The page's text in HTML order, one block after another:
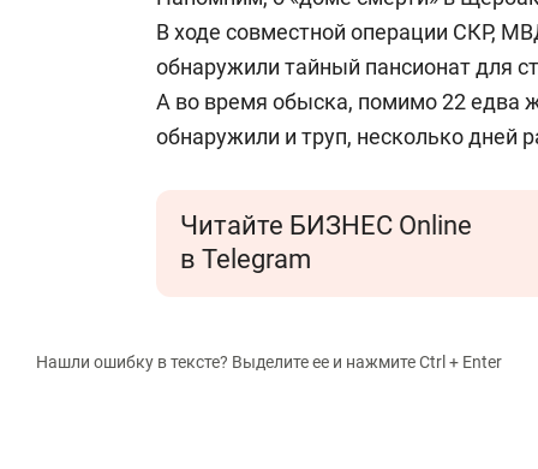
В ходе совместной операции СКР,
обнаружили тайный пансионат для
А во время обыска, помимо 22 едва
обнаружили и труп, несколько дней
Читайте БИЗНЕС Online
в Telegram
Нашли ошибку в тексте? Выделите ее и нажмите Ctrl + Enter